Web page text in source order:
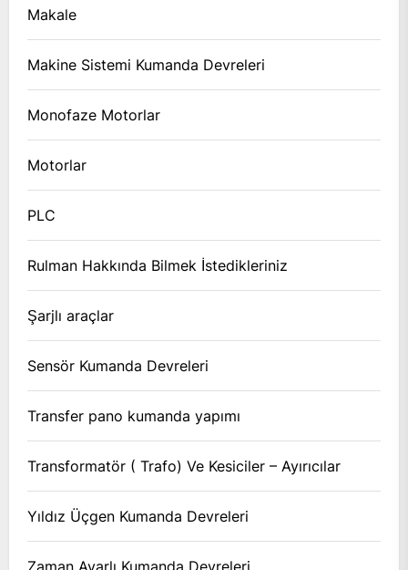
Makale
Makine Sistemi Kumanda Devreleri
Monofaze Motorlar
Motorlar
PLC
Rulman Hakkında Bilmek İstedikleriniz
Şarjlı araçlar
Sensör Kumanda Devreleri
Transfer pano kumanda yapımı
Transformatör ( Trafo) Ve Kesiciler – Ayırıcılar
Yıldız Üçgen Kumanda Devreleri